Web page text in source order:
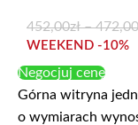
452,00zł – 472,00
WEEKEND -10%
Negocjuj cenę
Górna witryna
o wymiarach